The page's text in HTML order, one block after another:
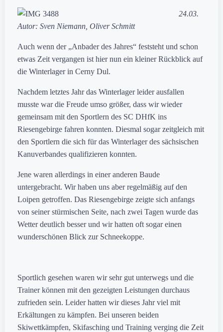
24.03.
Autor: Sven Niemann, Oliver Schmitt
Auch wenn der „Anbader des Jahres“ feststeht und schon
etwas Zeit vergangen ist hier nun ein kleiner Rückblick auf
die Winterlager in Cerny Dul.
Nachdem letztes Jahr das Winterlager leider ausfallen
musste war die Freude umso größer, dass wir wieder
gemeinsam mit den Sportlern des SC DHfK ins
Riesengebirge fahren konnten. Diesmal sogar zeitgleich mit
den Sportlern die sich für das Winterlager des sächsischen
Kanuverbandes qualifizieren konnten.
Jene waren allerdings in einer anderen Baude
untergebracht. Wir haben uns aber regelmäßig auf den
Loipen getroffen. Das Riesengebirge zeigte sich anfangs
von seiner stürmischen Seite, nach zwei Tagen wurde das
Wetter deutlich besser und wir hatten oft sogar einen
wunderschönen Blick zur Schneekoppe.
Sportlich gesehen waren wir sehr gut unterwegs und die
Trainer können mit den gezeigten Leistungen durchaus
zufrieden sein. Leider hatten wir dieses Jahr viel mit
Erkältungen zu kämpfen. Bei unseren beiden
Skiwettkämpfen, Skifasching und Training verging die Zeit